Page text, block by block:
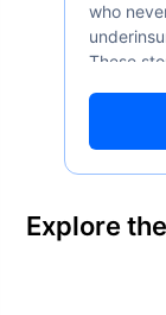
who
These
statistic,
Explore